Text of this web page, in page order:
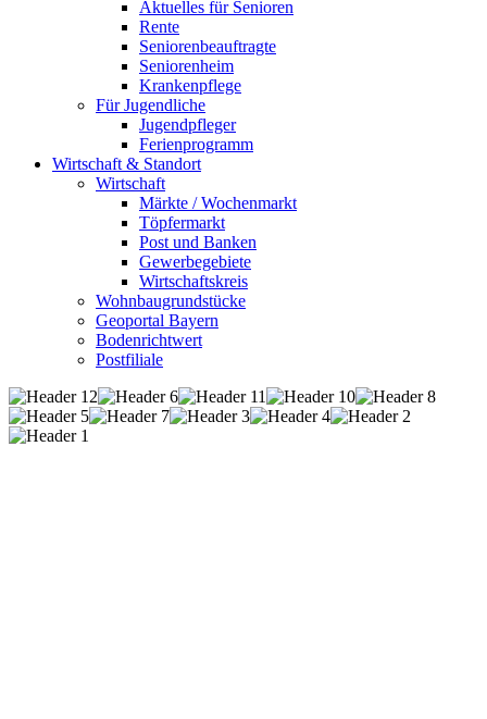
Aktuelles für Senioren
Rente
Seniorenbeauftragte
Seniorenheim
Krankenpflege
Für Jugendliche
Jugendpfleger
Ferienprogramm
Wirtschaft & Standort
Wirtschaft
Märkte / Wochenmarkt
Töpfermarkt
Post und Banken
Gewerbegebiete
Wirtschaftskreis
Wohnbaugrundstücke
Geoportal Bayern
Bodenrichtwert
Postfiliale